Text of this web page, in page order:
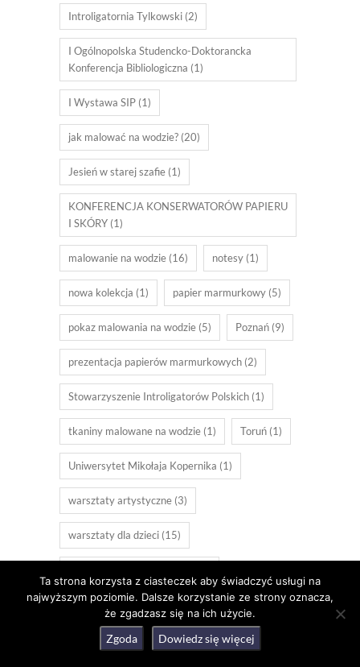
Introligatornia Tylkowski (2)
I Ogólnopolska Studencko-Doktorancka
Konferencja Bibliologiczna (1)
I Wystawa SIP (1)
jak malować na wodzie? (20)
Jesień w starej szafie (1)
KONFERENCJA KONSERWATORÓW PAPIERU
I SKÓRY (1)
malowanie na wodzie (16) notesy (1)
nowa kolekcja (1) papier marmurkowy (5)
pokaz malowania na wodzie (5) Poznań (9)
prezentacja papierów marmurkowych (2)
Stowarzyszenie Introligatorów Polskich (1)
tkaniny malowane na wodzie (1) Toruń (1)
Uniwersytet Mikołaja Kopernika (1)
warsztaty artystyczne (3)
warsztaty dla dzieci (15)
warsztaty dla dzieci Śrem(6)
warsztaty ebru
Ta strona korzysta z ciasteczek aby świadczyć usługi na
najwyższym poziomie. Dalsze korzystanie ze strony oznacza,
że zgadzasz się na ich użycie.
Zgoda Dowiedz się więcej